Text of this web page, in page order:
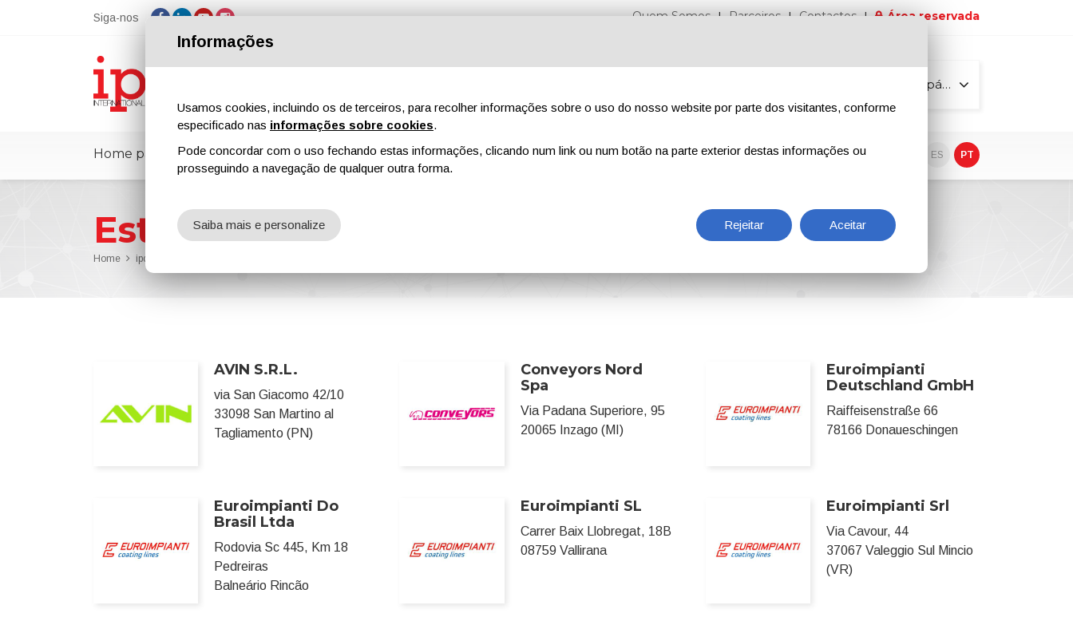
Siga-nos Quem Somos Parceiros Contactos Área reservada
Todas as páginas
Home page ipcmPedia Notícias Feiras Revistas Publicidade Conteúdo exclusivo EN ES PT
Esteiras aéreas e de solo
Home ipcmPedia
AVIN S.R.L.
via San Giacomo 42/10
33098 San Martino al
Tagliamento (PN)
Conveyors Nord
Spa
Via Padana Superiore, 95
20065 Inzago (MI)
Euroimpianti
Deutschland GmbH
Raiffeisenstraße 66
78166 Donaueschingen
Euroimpianti Do
Brasil Ltda
Rodovia Sc 445, Km 18
Pedreiras
Balneário Rincão
Euroimpianti SL
Carrer Baix Llobregat, 18B
08759 Vallirana
Euroimpianti Srl
Via Cavour, 44
37067 Valeggio Sul Mincio
(VR)
Informações
Usamos cookies, incluindo os de terceiros, para recolher informações sobre o uso do nosso website por parte dos visitantes, conforme
especificado nas informações sobre cookies.
Pode concordar com o uso fechando estas informações, clicando num link ou num botão na parte exterior destas informações ou
prosseguindo a navegação de qualquer outra forma.
Rejeitar Aceitar
Saiba mais e personalize